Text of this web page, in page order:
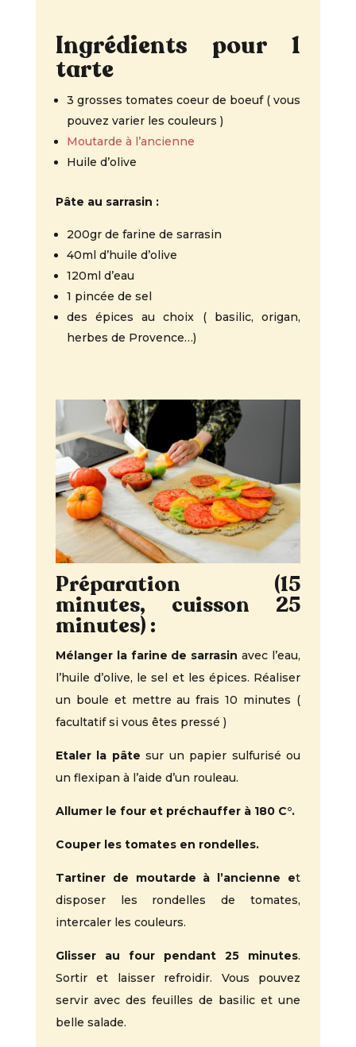
Ingrédients pour 1
tarte
3 grosses tomates coeur de boeuf ( vous
pouvez varier les couleurs )
Moutarde à l’ancienne
Huile d’olive
Pâte au sarrasin :
200gr de farine de sarrasin
40ml d’huile d’olive
120ml d’eau
1 pincée de sel
des épices au choix ( basilic, origan,
herbes de Provence…)
Préparation (15
minutes, cuisson 25
minutes) :
Mélanger la farine de sarrasin avec l’eau,
l’huile d’olive, le sel et les épices. Réaliser
un boule et mettre au frais 10 minutes (
facultatif si vous êtes pressé )
Etaler la pâtesur un papier sulfurisé ou
un flexipan à l’aide d’un rouleau.
Allumer le four et préchauffer à 180 C°.
Couper les tomates en rondelles.
Tartiner de moutarde à l’ancienne et
disposer les rondelles de tomates,
intercaler les couleurs.
Glisser au four pendant 25 minutes.
Sortir et laisser refroidir. Vous pouvez
servir avec des feuilles de basilic et une
belle salade.